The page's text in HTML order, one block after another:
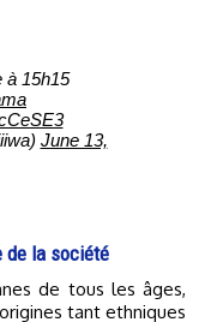
à 15h15
June 13,
de la société
tant ethniques